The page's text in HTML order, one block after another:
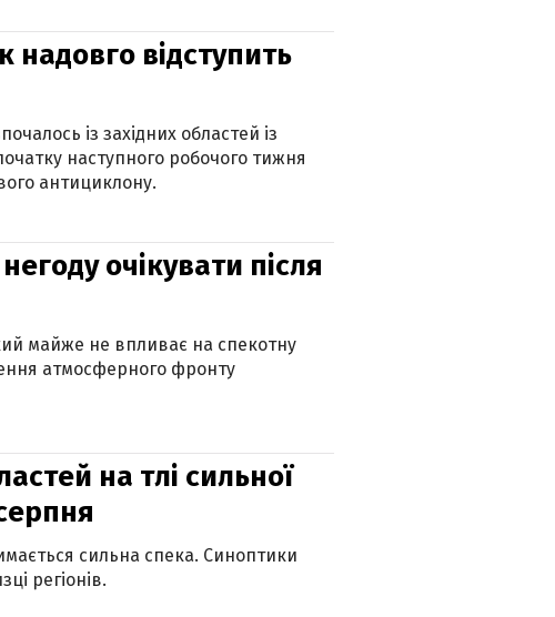
надовго відступить
із західних областей із
наступного робочого тижня
антициклону.
очікувати після
майже не впливає на спекотну
атмосферного фронту
на тлі сильної
сильна спека. Синоптики
регіонів.